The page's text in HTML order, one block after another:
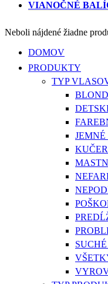
VIANOČNÉ
Neboli nájdené žiadne
Close
DOMOV
PRODUKTY
TYP